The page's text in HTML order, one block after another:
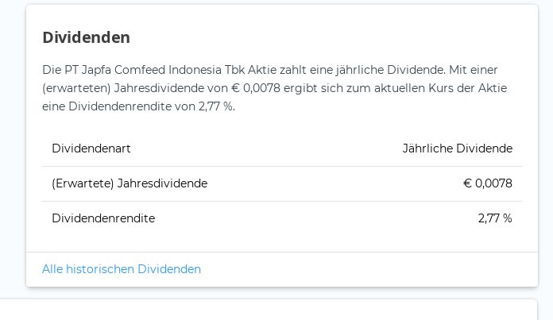
Dividenden
Die PT Japfa Comfeed Indonesia Tbk Aktie zahlt eine jährliche Dividende. Mit einer
(erwarteten) Jahresdividende von € 0,0078 ergibt sich zum aktuellen Kurs der Aktie
eine Dividendenrendite von 2,77 %.
Dividendenart Jährliche Dividende
(Erwartete) Jahresdividende € 0,0078
Dividendenrendite 2,77 %
Alle historischen Dividenden